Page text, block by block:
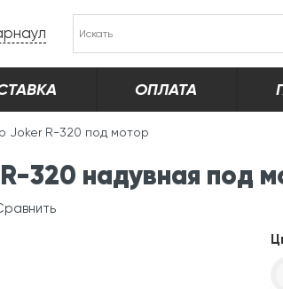
ОПЛАТА
Joker R-320 под мотор
320 надувная под